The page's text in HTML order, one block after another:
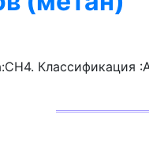
Классификация